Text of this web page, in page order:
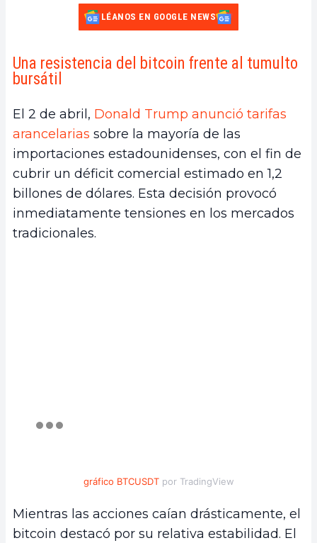
LÉANOS EN GOOGLE NEWS
Una resistencia del bitcoin frente al tumulto
bursátil
El 2 de abril, Donald Trump anunció tarifas
arancelarias sobre la mayoría de las
importaciones estadounidenses, con el fin de
cubrir un déficit comercial estimado en 1,2
billones de dólares. Esta decisión provocó
inmediatamente tensiones en los mercados
tradicionales.
gráfico BTCUSDTpor TradingView
Mientras las acciones caían drásticamente, el
bitcoin destacó por su relativa estabilidad. El